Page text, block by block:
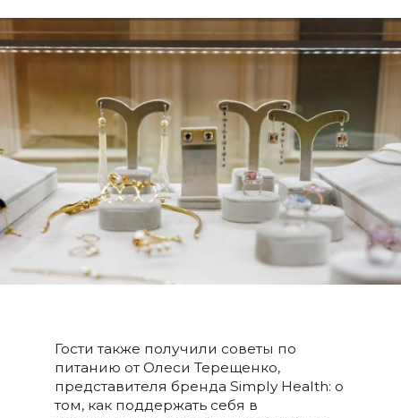
Гости также получили советы по
питанию от Олеси Терещенко,
представителя бренда Simply Health: о
том, как поддержать себя в